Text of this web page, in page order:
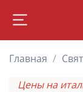
Главная
Цены на